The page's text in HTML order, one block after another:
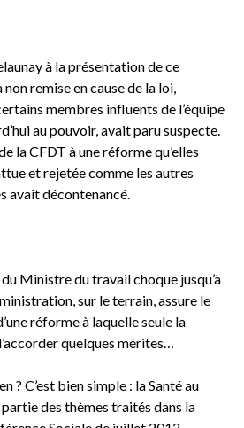
à la présentation de ce
remise en cause de la loi,
membres influents de l’équipe
au pouvoir, avait paru suspecte.
la CFDT à une réforme qu’elles
et rejetée comme les autres
avait décontenancé.
Ministre du travail choque jusqu’à
sur le terrain, assure le
réforme à laquelle seule la
quelques mérites…
? C’est bien simple : la Santé au
des thèmes traités dans la